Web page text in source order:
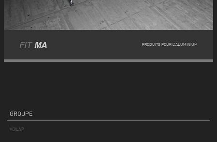
FIT MA PRODUITS POUR L’ALUMINIUM
GROUPE
VOILÀP